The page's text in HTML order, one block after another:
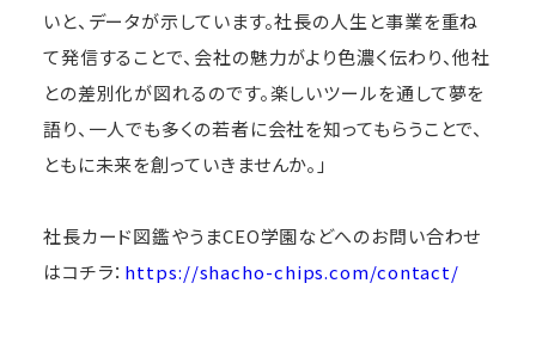
いと、データが示しています。社長の人生と事業を重ね
て発信することで、会社の魅力がより色濃く伝わり、他社
との差別化が図れるのです。楽しいツールを通して夢を
語り、一人でも多くの若者に会社を知ってもらうことで、
ともに未来を創っていきませんか。」
社長カード図鑑やうまCEO学園などへのお問い合わせ
はコチラ： https://shacho-chips.com/contact/